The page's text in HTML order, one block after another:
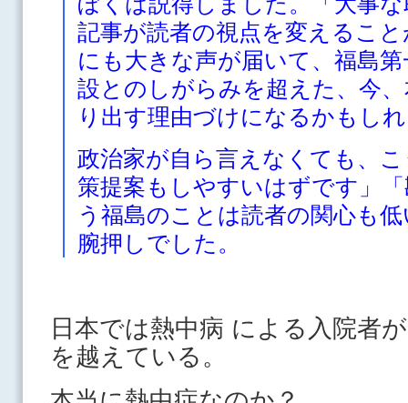
記事が読者の視点を変えるこ
にも大きな声が届いて、福島
設とのしがらみを超えた、今
り出す理由づけになるかもし
政治家が自ら言えなくても、
策提案もしやすいはずです」
う福島のことは読者の関心も
腕押しでした。
日本では熱中病 による入院者
を越えている。